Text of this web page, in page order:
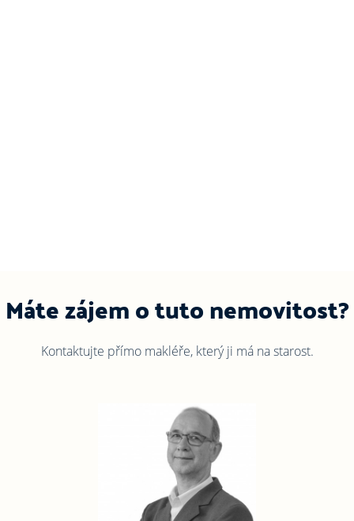
Máte zájem o tuto nemovitost?
Kontaktujte přímo makléře, který ji má na starost.